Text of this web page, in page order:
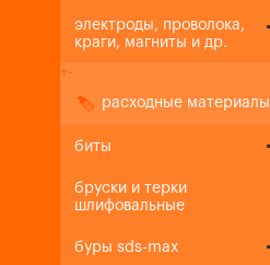
электроды, проволока,
краги, магниты и др.
+-
расходные материалы
биты
бруски и терки
шлифовальные
буры sds-max